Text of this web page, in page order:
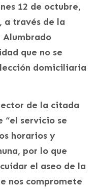
12 de octubre,
a través de la
Alumbrado
que no se
domiciliaria
de la citada
“el servicio se
horarios y
por lo que
el aseo de la
nos compromete